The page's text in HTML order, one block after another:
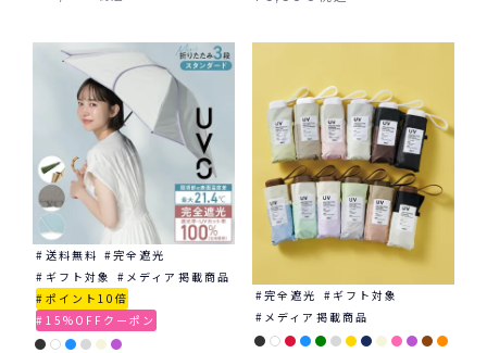
送料無料
完全遮光
ギフト対象
メディア掲載商品
ポイント10倍
15%OFFクーポン
完全遮光
ギフト対象
メディア掲載商品